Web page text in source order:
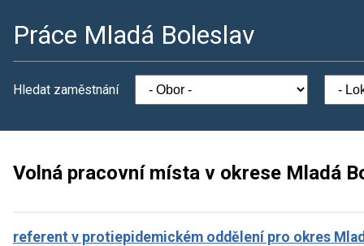
Práce Mladá Boleslav
Hledat zaměstnání
Volná pracovní místa v okrese Mladá
referent v protiepidemickém oddělení pro okres